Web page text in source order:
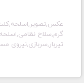
گرم,سلاح
تیربار,سربازی,نیروی